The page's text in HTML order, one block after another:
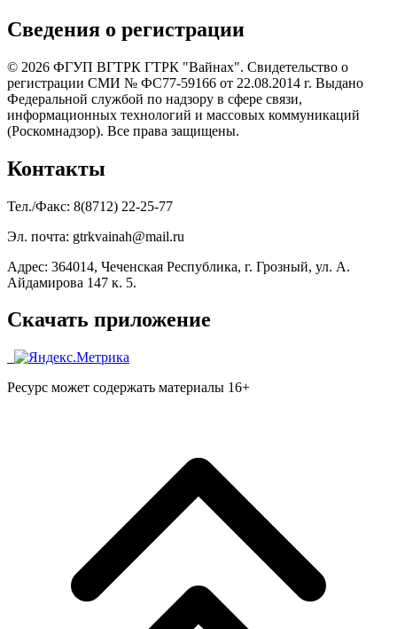
Сведения о регистрации
© 2026 ФГУП ВГТРК ГТРК "Вайнах". Свидетельство о
регистрации СМИ № ФС77-59166 от 22.08.2014 г. Выдано
Федеральной службой по надзору в сфере связи,
информационных технологий и массовых коммуникаций
(Роскомнадзор). Все права защищены.
Контакты
Тел./Факс: 8(8712) 22-25-77
Эл. почта: gtrkvainah@mail.ru
Адрес: 364014, Чеченская Республика, г. Грозный, ул. А.
Айдамирова 147 к. 5.
Скачать приложение
Ресурс может содержать материалы 16+